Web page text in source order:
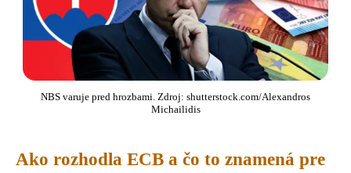
NBS varuje pred hrozbami. Zdroj: shutterstock.com/Alexandros
Michailidis
Ako rozhodla ECB a čo to znamená pre